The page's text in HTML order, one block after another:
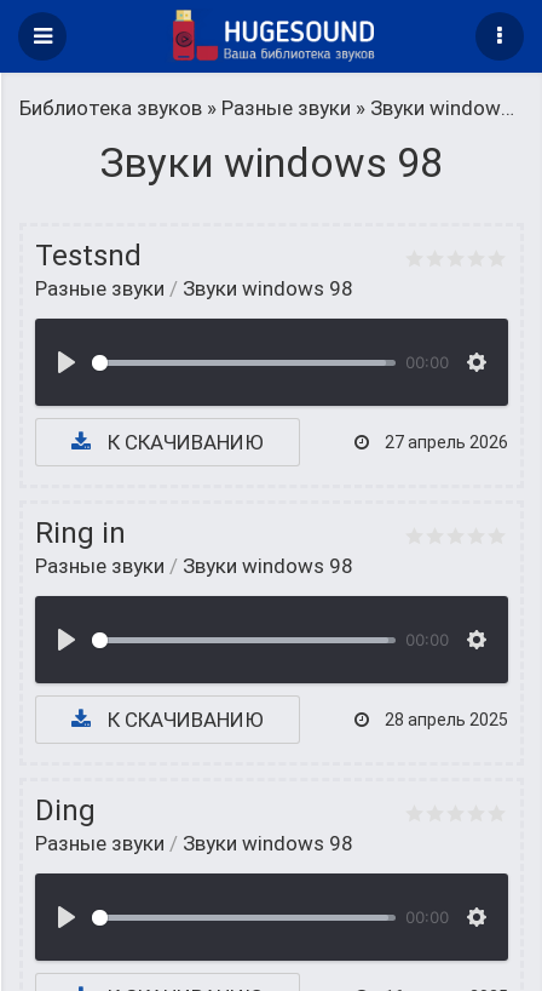
Библиотека звуков » Разные звуки » Звуки windows 98
Звуки windows 98
Testsnd
Разные звуки / Звуки windows 98
00:00
К СКАЧИВАНИЮ 27 апрель 2026
Ring in
Разные звуки / Звуки windows 98
00:00
К СКАЧИВАНИЮ 28 апрель 2025
Ding
Разные звуки / Звуки windows 98
00:00